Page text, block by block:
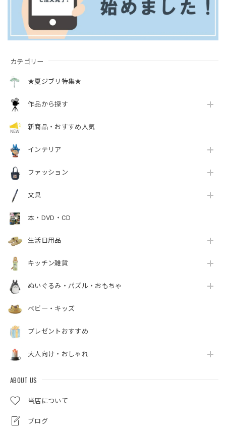
カテゴリー
★夏ジブリ特集★
作品から探す
新商品・おすすめ人気
インテリア
ファッション
文具
本・DVD・CD
生活日用品
キッチン雑貨
ぬいぐるみ・パズル・おもちゃ
ベビー・キッズ
MORE